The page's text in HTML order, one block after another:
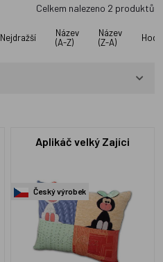
Celkem nalezeno 2 produktů
Nejdražší
Název
(A-Z)
Název
(Z-A)
Aplikáč velký Zajíci
Český výrobek